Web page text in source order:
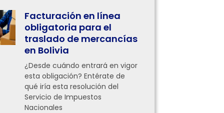
Facturación en línea
obligatoria para el
traslado de mercancías
en Bolivia
¿Desde cuándo entrará en vigor
esta obligación? Entérate de
qué iría esta resolución del
Servicio de Impuestos
Nacionales